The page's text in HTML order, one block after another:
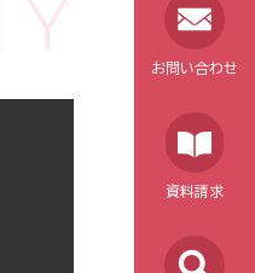
お問い合わせ
資料請求